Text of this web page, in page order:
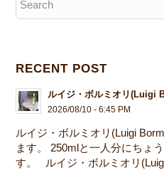
RECENT POST
ルイジ・ボルミオリ(Luigi
2026/08/10 - 6:45 PM
ルイジ・ボルミオリ(Luigi
ます。 250mlと一人分にちょ
す。 ルイジ・ボルミオリ